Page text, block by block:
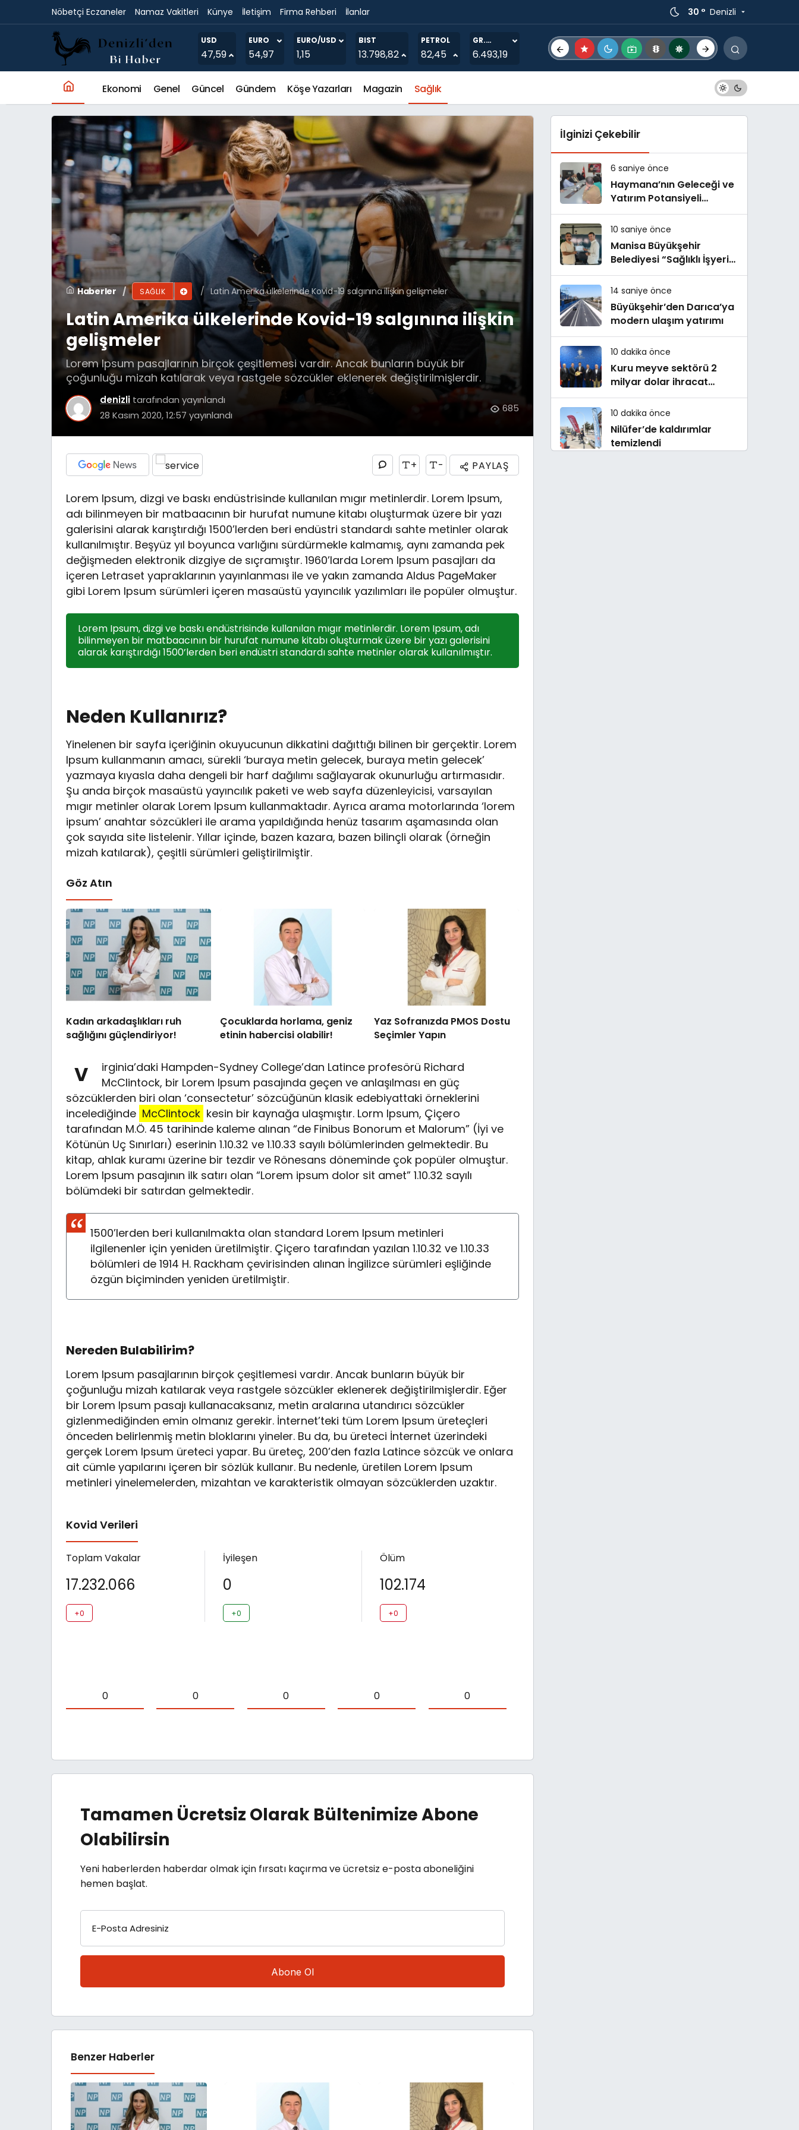
Nöbetçi Eczaneler Namaz Vakitleri Künye İletişim Firma Rehberi İlanlar 30 ° Denizli
USD
47,59
EURO
54,97
EURO/USD
1,15
BIST
13.798,82
PETROL
82,45
GR.
ALTIN
6.493,19
Ekonomi Genel Güncel Gündem Köşe Yazarları Magazin Sağlık
Haberler SAĞLIK Latin Amerika ülkelerinde Kovid-19 salgınına ilişkin gelişmeler
Latin Amerika ülkelerinde Kovid-19 salgınına ilişkin
gelişmeler
Lorem Ipsum pasajlarının birçok çeşitlemesi vardır. Ancak bunların büyük bir
çoğunluğu mizah katılarak veya rastgele sözcükler eklenerek değiştirilmişlerdir.
denizli tarafından yayınlandı
28 Kasım 2020, 12:57 yayınlandı
685
+ - PAYLAŞ
Lorem Ipsum, dizgi ve baskı endüstrisinde kullanılan mıgır metinlerdir. Lorem Ipsum,
adı bilinmeyen bir matbaacının bir hurufat numune kitabı oluşturmak üzere bir yazı
galerisini alarak karıştırdığı 1500’lerden beri endüstri standardı sahte metinler olarak
kullanılmıştır. Beşyüz yıl boyunca varlığını sürdürmekle kalmamış, aynı zamanda pek
değişmeden elektronik dizgiye de sıçramıştır. 1960’larda Lorem Ipsum pasajları da
içeren Letraset yapraklarının yayınlanması ile ve yakın zamanda Aldus PageMaker
gibi Lorem Ipsum sürümleri içeren masaüstü yayıncılık yazılımları ile popüler olmuştur.
Lorem Ipsum, dizgi ve baskı endüstrisinde kullanılan mıgır metinlerdir. Lorem Ipsum, adı
bilinmeyen bir matbaacının bir hurufat numune kitabı oluşturmak üzere bir yazı galerisini
alarak karıştırdığı 1500’lerden beri endüstri standardı sahte metinler olarak kullanılmıştır.
Neden Kullanırız?
Yinelenen bir sayfa içeriğinin okuyucunun dikkatini dağıttığı bilinen bir gerçektir. Lorem
Ipsum kullanmanın amacı, sürekli ‘buraya metin gelecek, buraya metin gelecek’
yazmaya kıyasla daha dengeli bir harf dağılımı sağlayarak okunurluğu artırmasıdır.
Şu anda birçok masaüstü yayıncılık paketi ve web sayfa düzenleyicisi, varsayılan
mıgır metinler olarak Lorem Ipsum kullanmaktadır. Ayrıca arama motorlarında ‘lorem
ipsum’ anahtar sözcükleri ile arama yapıldığında henüz tasarım aşamasında olan
çok sayıda site listelenir. Yıllar içinde, bazen kazara, bazen bilinçli olarak (örneğin
mizah katılarak), çeşitli sürümleri geliştirilmiştir.
Göz Atın
Kadın arkadaşlıkları ruh
sağlığını güçlendiriyor!
Çocuklarda horlama, geniz
etinin habercisi olabilir!
Yaz Sofranızda PMOS Dostu
Seçimler Yapın
V
irginia’daki Hampden-Sydney College’dan Latince profesörü Richard
McClintock, bir Lorem Ipsum pasajında geçen ve anlaşılması en güç
sözcüklerden biri olan ‘consectetur’ sözcüğünün klasik edebiyattaki örneklerini
incelediğinde McClintock kesin bir kaynağa ulaşmıştır. Lorm Ipsum, Çiçero
tarafından M.Ö. 45 tarihinde kaleme alınan “de Finibus Bonorum et Malorum” (İyi ve
Kötünün Uç Sınırları) eserinin 1.10.32 ve 1.10.33 sayılı bölümlerinden gelmektedir. Bu
kitap, ahlak kuramı üzerine bir tezdir ve Rönesans döneminde çok popüler olmuştur.
Lorem Ipsum pasajının ilk satırı olan “Lorem ipsum dolor sit amet” 1.10.32 sayılı
bölümdeki bir satırdan gelmektedir.
1500’lerden beri kullanılmakta olan standard Lorem Ipsum metinleri
ilgilenenler için yeniden üretilmiştir. Çiçero tarafından yazılan 1.10.32 ve 1.10.33
bölümleri de 1914 H. Rackham çevirisinden alınan İngilizce sürümleri eşliğinde
özgün biçiminden yeniden üretilmiştir.
Nereden Bulabilirim?
Lorem Ipsum pasajlarının birçok çeşitlemesi vardır. Ancak bunların büyük bir
çoğunluğu mizah katılarak veya rastgele sözcükler eklenerek değiştirilmişlerdir. Eğer
bir Lorem Ipsum pasajı kullanacaksanız, metin aralarına utandırıcı sözcükler
gizlenmediğinden emin olmanız gerekir. İnternet’teki tüm Lorem Ipsum üreteçleri
önceden belirlenmiş metin bloklarını yineler. Bu da, bu üreteci İnternet üzerindeki
gerçek Lorem Ipsum üreteci yapar. Bu üreteç, 200’den fazla Latince sözcük ve onlara
ait cümle yapılarını içeren bir sözlük kullanır. Bu nedenle, üretilen Lorem Ipsum
metinleri yinelemelerden, mizahtan ve karakteristik olmayan sözcüklerden uzaktır.
Kovid Verileri
Toplam Vakalar
17.232.066
+0
İyileşen
0
+0
Ölüm
102.174
+0
0 0 0 0 0
Tamamen Ücretsiz Olarak Bültenimize Abone
Olabilirsin
Yeni haberlerden haberdar olmak için fırsatı kaçırma ve ücretsiz e-posta aboneliğini
hemen başlat.
E-Posta Adresiniz
Benzer Haberler
İlginizi Çekebilir
6 saniye önce
Haymana’nın Geleceği ve
Yatırım Potansiyeli
Masaya Yatırıldı
10 saniye önce
Manisa Büyükşehir
Belediyesi “Sağlıklı İşyeri”
Sertifikasını Aldı
14 saniye önce
Büyükşehir’den Darıca’ya
modern ulaşım yatırımı
10 dakika önce
Kuru meyve sektörü 2
milyar dolar ihracat
hedefi için Ankara’dan
destek istedi
10 dakika önce
Nilüfer’de kaldırımlar
temizlendi
Frig Vadisi’ndeki ‘aşk yazıları’ temizleniyor